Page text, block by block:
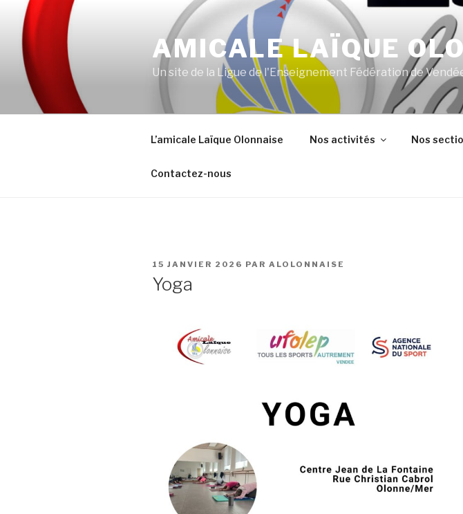
contenu
principal
AMICALE LAÏQUE
Un site de la Ligue de l'Enseignement Fédération de
L’amicale Laïque Olonnaise Nos activités Nos
Contactez-nous
PUBLIÉ
15 JANVIER 2026 PAR ALOLONNAISE
Yoga